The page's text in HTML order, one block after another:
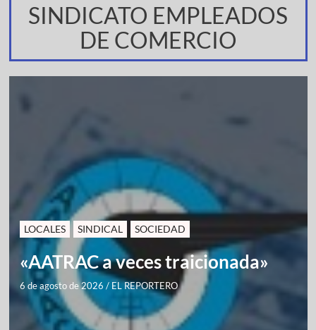
SINDICATO EMPLEADOS
DE COMERCIO
LOCALES SINDICAL SOCIEDAD
«AATRAC a veces traicionada»
6 de agosto de 2026 / EL REPORTERO